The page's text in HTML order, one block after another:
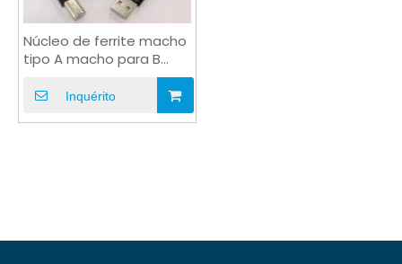
Núcleo de ferrite macho
tipo A macho para B
qualidade blindado
Inquérito